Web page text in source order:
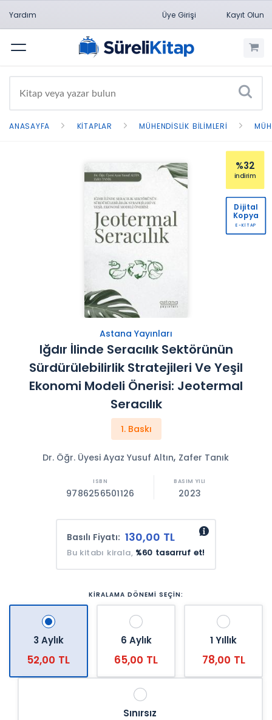
Yardım Üye Girişi Kayıt Olun
Menü
ANASAYFA KITAPLAR MÜHENDISLIK BILIMLERI
Astana Yayınları
Iğdır İlinde Seracılık Sektörünün
Sürdürülebilirlik Stratejileri Ve Yeşil
Ekonomi Modeli Önerisi: Jeotermal
Seracılık
1. Baskı
Dr. Öğr. Üyesi Ayaz Yusuf Altın, Zafer Tanık
9786256501126 2023
Basılı Fiyatı: 130,00 TL
Bu kitabı kirala, %60 tasarruf et!
KİRALAMA DÖNEMİ SEÇİN:
3 Aylık
52,00 TL
6 Aylık
65,00 TL
1 Yıllık
78,00 TL
Sınırsız
%32
indirim
Dijital
Kopya
E-KİTAP